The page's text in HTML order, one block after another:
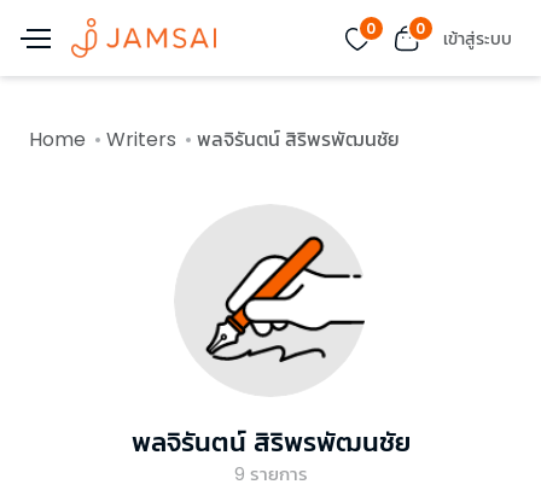
0 0 เข้าสู่ระบบ
Home Writers พลจิรันตน์ สิริพรพัฒนชัย
พลจิรันตน์ สิริพรพัฒนชัย
9 รายการ